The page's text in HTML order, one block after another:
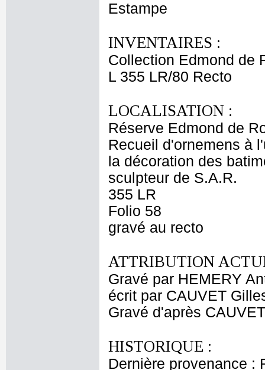
Estampe
INVENTAIRES :
Collection Edmond de
L 355 LR/80 Recto
LOCALISATION :
Réserve Edmond de
Recueil d'ornemens à
la décoration des
sculpteur de S.A.R.
355 LR
Folio 58
gravé au recto
ATTRIBUTION
Gravé par HEMERY
écrit par CAUVET
Gravé d'après
HISTORIQUE :
Dernière provenance :